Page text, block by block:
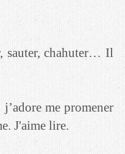
sauter, chahuter… Il
me promener
J'aime lire.